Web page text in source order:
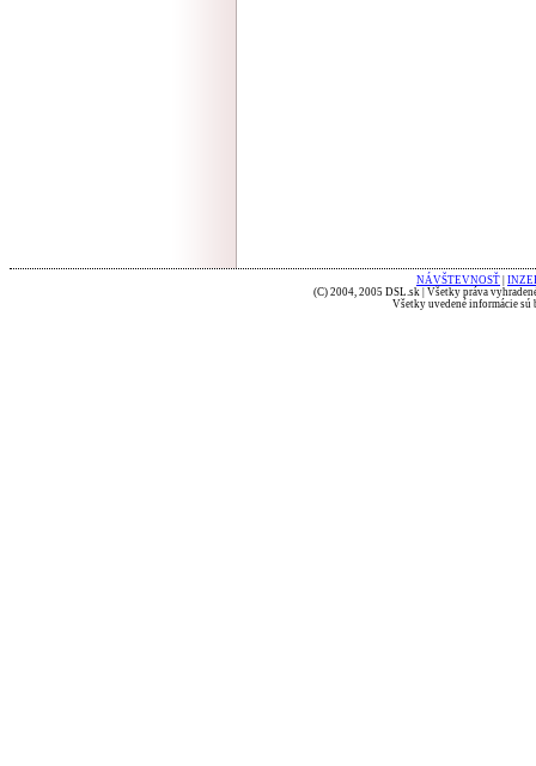
NÁVŠTEVNOSŤ
(C) 2004, 2005 DSL.sk | Všetky práva
Všetky uvedené informácie sú